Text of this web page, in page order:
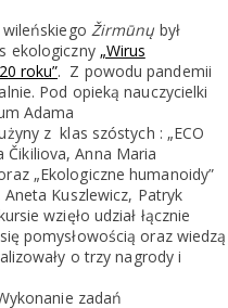
Žirmūnų był
ekologiczny „Wirus
roku”. Z powodu pandemii
Pod opieką nauczycielki
Adama
z klas szóstych : „ECO
Čikiliova, Anna Maria
„Ekologiczne humanoidy”
Kuszlewicz, Patryk
wzięło udział łącznie
pomysłowością oraz wiedzą
o trzy nagrody i
zadań